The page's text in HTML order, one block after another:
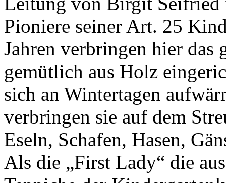
Pioniere seiner Art. 25
Jahren verbringen hier das
gemütlich aus Holz
sich an Wintertagen
verbringen sie auf dem
Eseln, Schafen, Hasen,
Als die „First Lady“ die